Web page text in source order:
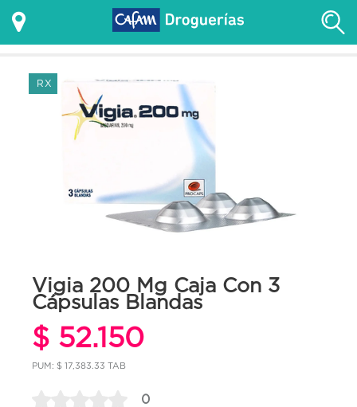
RX
Vigia 200 Mg Caja Con 3
Cápsulas Blandas
$ 52.150
PUM: $ 17,383.33 TAB
0